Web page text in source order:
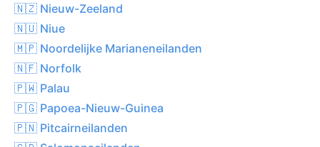
🇳🇿 Nieuw-Zeeland
🇳🇺 Niue
🇲🇵 Noordelijke Marianeneilanden
🇳🇫 Norfolk
🇵🇼 Palau
🇵🇬 Papoea-Nieuw-Guinea
🇵🇳 Pitcairneilanden